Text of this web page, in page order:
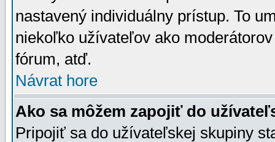
nastavený individuálny prístup. To
niekoľko užívateľov ako
fórum, atď.
Návrat hore
Ako sa môžem zapojiť do
Pripojiť sa do užívateľskej skupiny